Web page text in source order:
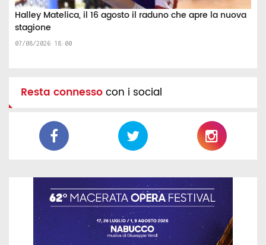
Halley Matelica, il 16 agosto il raduno che apre la nuova
stagione
07/08/2026 18:00
Resta connessocon i social